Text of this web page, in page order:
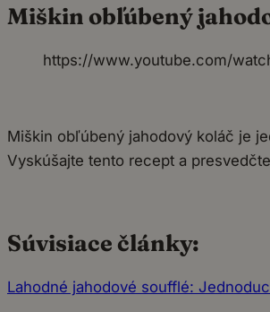
Miškin obľúbený
https://www.youtube.com/
Miškin obľúbený jahodový koláč je
Vyskúšajte tento recept a
Súvisiace články:
Lahodné jahodové soufflé: